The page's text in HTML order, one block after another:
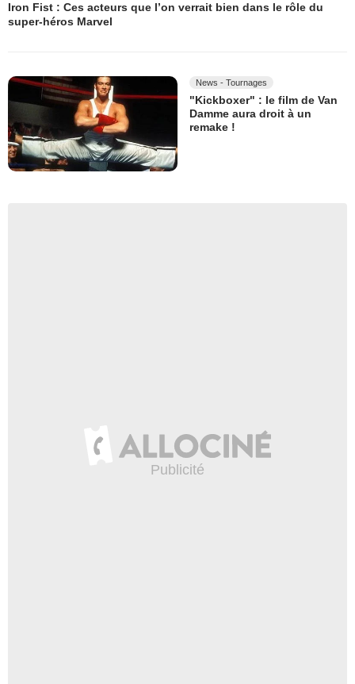
Iron Fist : Ces acteurs que l’on verrait bien dans le rôle du
super-héros Marvel
News - Tournages
"Kickboxer" : le film de Van
Damme aura droit à un
remake !